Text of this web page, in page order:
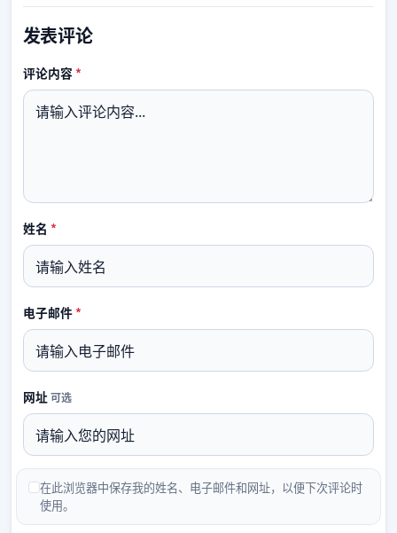
发表评论
评论内容*必填
姓名 *必填
电子邮件*必填
网址 可选
在此浏览器中保存我的姓名、电子邮件和网址，以便下次评论时
使用。